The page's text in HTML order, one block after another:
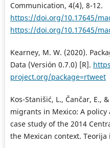
Communication, 4(4), 8-12.
https://doi.org/10.17645/
https://doi.org/10.17645/
Kearney, M. W. (2020).
Data (Versión 0.7.0) [R].
project.org/package=rtweet
Kos-Stanišić, L., Čančar, E.,
migrants in Mexico: A
case study of the 2014
the Mexican context. Teorija